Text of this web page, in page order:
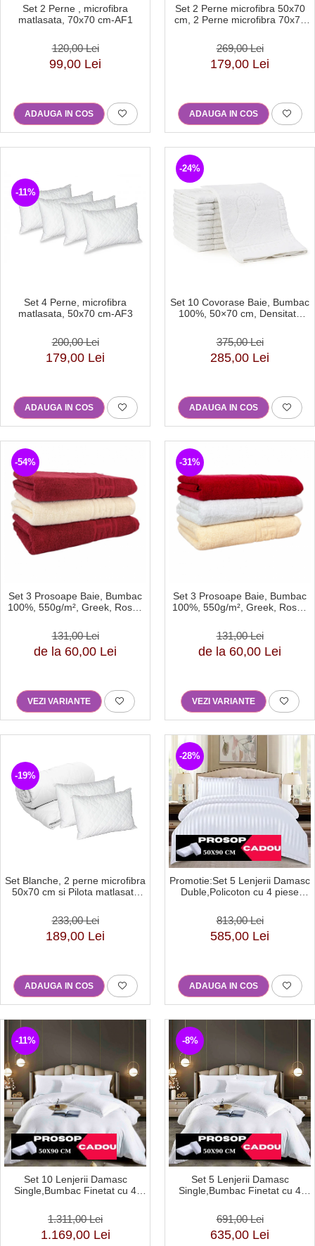
Set 2 Perne , microfibra
matlasata, 70x70 cm-AF1
120,00 Lei
99,00 Lei
ADAUGA IN COS
Set 2 Perne microfibra 50x70
cm, 2 Perne microfibra 70x70
269,00 Lei
179,00 Lei
ADAUGA IN COS
-11%
Set 4 Perne, microfibra
matlasata, 50x70 cm-AF3
200,00 Lei
179,00 Lei
ADAUGA IN COS
-24%
Set 10 Covorase Baie, Bumbac
100%, 50×70 cm, Densitate
375,00 Lei
285,00 Lei
ADAUGA IN COS
-54%
Set 3 Prosoape Baie, Bumbac
100%, 550g/m², Greek, Rosu /
131,00 Lei
de la 60,00 Lei
VEZI VARIANTE
-31%
Set 3 Prosoape Baie, Bumbac
100%, 550g/m², Greek, Rosu /
131,00 Lei
de la 60,00 Lei
VEZI VARIANTE
-19%
Set Blanche, 2 perne microfibra
50x70 cm si Pilota matlasata
233,00 Lei
189,00 Lei
ADAUGA IN COS
-28%
Promotie:Set 5 Lenjerii Damasc
Duble,Policoton cu 4 piese
DCS2
813,00 Lei
585,00 Lei
ADAUGA IN COS
-11%
Set 10 Lenjerii Damasc
Single,Bumbac Finetat cu 4
1.311,00 Lei
1.169,00 Lei
-8%
Set 5 Lenjerii Damasc
Single,Bumbac Finetat cu 4
691,00 Lei
635,00 Lei